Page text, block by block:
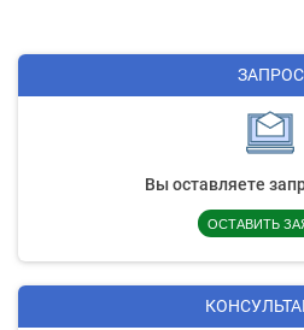
ЗАПРОС
Вы оставляете
ОСТАВИТЬ